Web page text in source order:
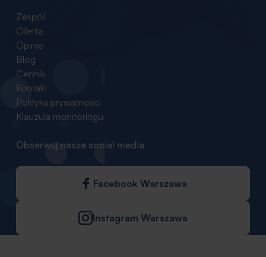
Zespół
Oferta
Opinie
Blog
Cennik
Kontakt
Polityka prywatności
Klauzula monitoringu
Obserwuj nasze social media
Facebook Warszawa
Instagram Warszawa